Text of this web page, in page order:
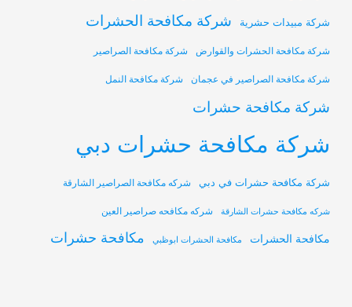
شركة مبيدات حشرية شركة مكافحة الحشرات
شركة مكافحة الحشرات والقوارض شركة مكافحة الصراصير
شركة مكافحة الصراصير في عجمان شركة مكافحة النمل
شركة مكافحة حشرات
شركة مكافحة حشرات دبي
شركة مكافحة حشرات في دبي شركه مكافحة الصراصير الشارقة
شركه مكافحة حشرات الشارقة شركه مكافحه صراصير العين
مكافحة الحشرات مكافحة الحشرات ابوظبي مكافحة حشرات